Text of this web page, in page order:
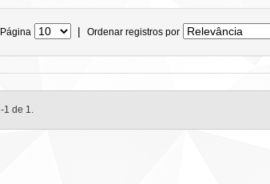
| Ordenar registros por
1 de 1.